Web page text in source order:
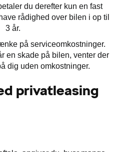
du derefter kun en fast
rådighed over bilen i op til
3 år.
på serviceomkostninger.
en skade på bilen, venter der
dig uden omkostninger.
privatleasing